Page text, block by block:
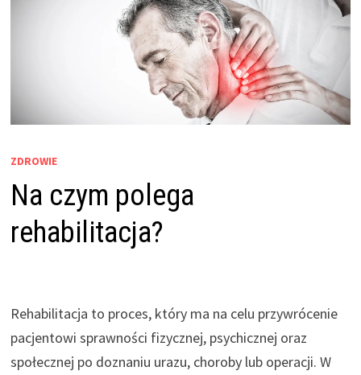
ZDROWIE
Na czym polega
rehabilitacja?
Rehabilitacja to proces, który ma na celu przywrócenie
pacjentowi sprawności fizycznej, psychicznej oraz
społecznej po doznaniu urazu, choroby lub operacji. W